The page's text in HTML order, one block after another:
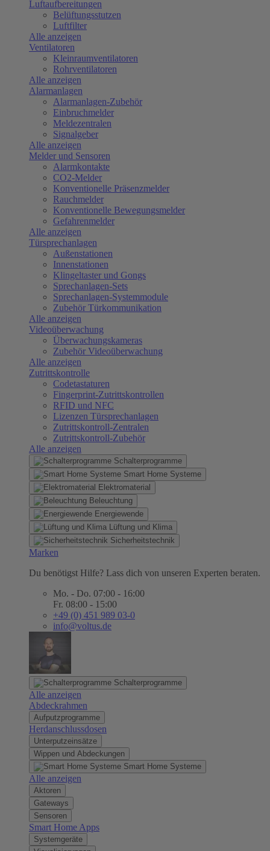
Luftaufbereitungen
Belüftungsstutzen
Luftfilter
Alle anzeigen
Ventilatoren
Kleinraumventilatoren
Rohrventilatoren
Alle anzeigen
Alarmanlagen
Alarmanlagen-Zubehör
Einbruchmelder
Meldezentralen
Signalgeber
Alle anzeigen
Melder und Sensoren
Alarmkontakte
CO2-Melder
Konventionelle Präsenzmelder
Rauchmelder
Konventionelle Bewegungsmelder
Gefahrenmelder
Alle anzeigen
Türsprechanlagen
Außenstationen
Innenstationen
Klingeltaster und Gongs
Sprechanlagen-Sets
Sprechanlagen-Systemmodule
Zubehör Türkommunikation
Alle anzeigen
Videoüberwachung
Überwachungskameras
Zubehör Videoüberwachung
Alle anzeigen
Zutrittskontrolle
Codetastaturen
Fingerprint-Zutrittskontrollen
RFID und NFC
Lizenzen Türsprechanlagen
Zutrittskontroll-Zentralen
Zutrittskontroll-Zubehör
Alle anzeigen
Schalterprogramme
Smart Home Systeme
Elektromaterial
Beleuchtung
Energiewende
Lüftung und Klima
Sicherheitstechnik
Marken
Du benötigst Hilfe? Lass dich von unseren Experten beraten.
Mo. - Do. 07:00 - 16:00
Fr. 08:00 - 15:00
+49 (0) 451 989 03-0
info@voltus.de
Schalterprogramme
Alle anzeigen
Abdeckrahmen
Aufputzprogramme
Herdanschlussdosen
Unterputzeinsätze
Wippen und Abdeckungen
Smart Home Systeme
Alle anzeigen
Aktoren
Gateways
Sensoren
Smart Home Apps
Systemgeräte